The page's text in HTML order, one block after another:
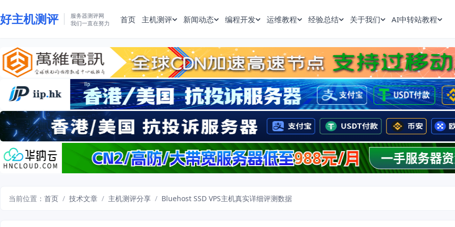
好主机测评
服务器测评网
我们一直在努力
首页 主机测评 新闻动态 编程开发 运维教程 经验总结 关于我们 AI中转站教程
当前位置： 首页 / 技术文章 / 主机测评分享 / Bluehost SSD VPS主机真实详细评测数据